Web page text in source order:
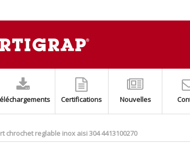
INOX AISI304/A2
POUR MONTAGE SPLIT (EASY SPLIT)
M8+M10 INOX AISI 316
SOL AVEC RESSORT
LES TUYAUX DE FUMMÉE
CONDENSEUR AJUSTABLE
INOX AISI 316/A4
INOX AISI 304/A2
INOXYDABLE AISI 304/A2
Certifications Nouvelles
chrochet reglable inox aisi 304 4413100270